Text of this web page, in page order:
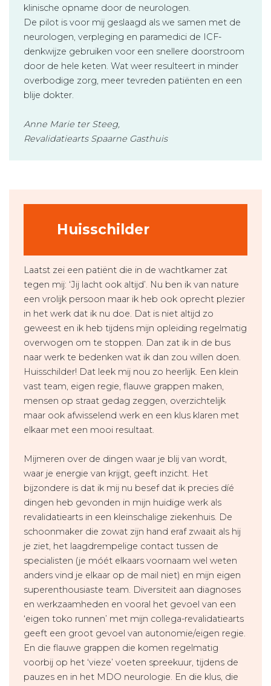
klinische opname door de neurologen.
De pilot is voor mij geslaagd als we samen met de
neurologen, verpleging en paramedici de ICF-
denkwijze gebruiken voor een snellere doorstroom
door de hele keten. Wat weer resulteert in minder
overbodige zorg, meer tevreden patiënten en een
blije dokter.
Anne Marie ter Steeg,
Revalidatiearts Spaarne Gasthuis
Huisschilder
Laatst zei een patiënt die in de wachtkamer zat
tegen mij: ‘Jij lacht ook altijd’. Nu ben ik van nature
een vrolijk persoon maar ik heb ook oprecht plezier
in het werk dat ik nu doe. Dat is niet altijd zo
geweest en ik heb tijdens mijn opleiding regelmatig
overwogen om te stoppen. Dan zat ik in de bus
naar werk te bedenken wat ik dan zou willen doen.
Huisschilder! Dat leek mij nou zo heerlijk. Een klein
vast team, eigen regie, flauwe grappen maken,
mensen op straat gedag zeggen, overzichtelijk
maar ook afwisselend werk en een klus klaren met
elkaar met een mooi resultaat.
Mijmeren over de dingen waar je blij van wordt,
waar je energie van krijgt, geeft inzicht. Het
bijzondere is dat ik mij nu besef dat ik precies díé
dingen heb gevonden in mijn huidige werk als
revalidatiearts in een kleinschalige ziekenhuis. De
schoonmaker die zowat zijn hand eraf zwaait als hij
je ziet, het laagdrempelige contact tussen de
specialisten (je móét elkaars voornaam wel weten
anders vind je elkaar op de mail niet) en mijn eigen
superenthousiaste team. Diversiteit aan diagnoses
en werkzaamheden en vooral het gevoel van een
‘eigen toko runnen’ met mijn collega-revalidatiearts
geeft een groot gevoel van autonomie/eigen regie.
En die flauwe grappen die komen regelmatig
voorbij op het ‘vieze’ voeten spreekuur, tijdens de
pauzes en in het MDO neurologie. En die klus, die